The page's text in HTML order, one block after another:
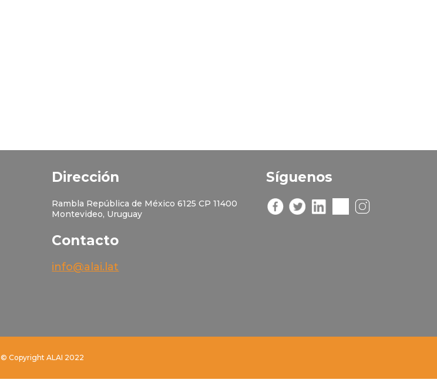
Dirección
Rambla República de México 6125 CP 11400
Montevideo, Uruguay
Contacto
info@alai.lat
Síguenos
© Copyright ALAI 2022